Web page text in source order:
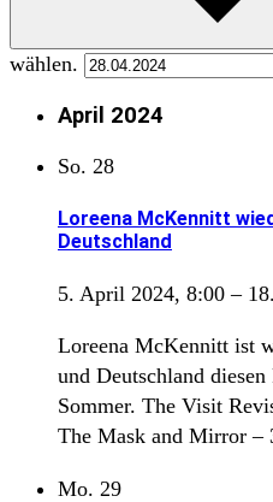
wählen.
April 2024
So. 28
Loreena McKennitt
Deutschland
5. April 2024, 8:00 –
Loreena McKennitt ist
und Deutschland
Sommer. The Visit
The Mask and Mirror
Mo. 29